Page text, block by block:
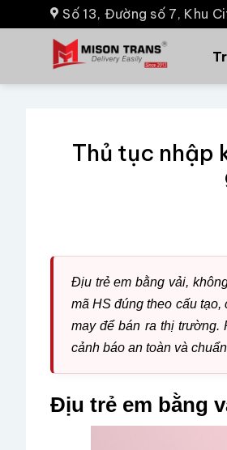
Số 13, Đường số 7, Khu
Thủ tục nhập
Địu trẻ em bằng vải,
mã HS đúng theo cấu
may để bán ra thị trường.
cảnh báo an toàn và
Địu trẻ em bằng